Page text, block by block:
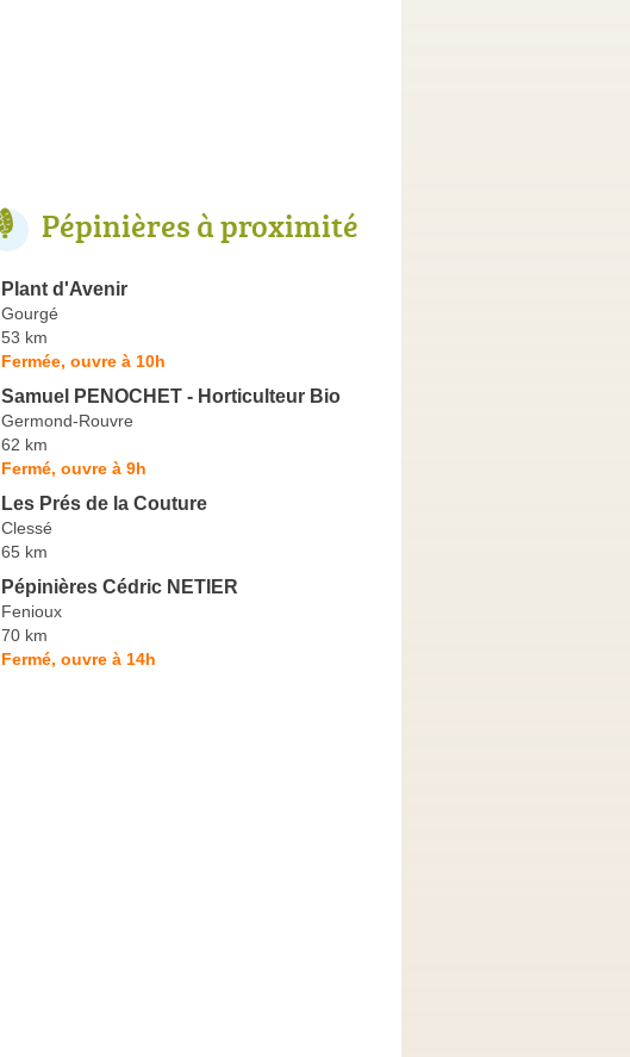
Pépinières à proximité
Plant d'Avenir
Gourgé
53 km
Fermée, ouvre à 10h
Samuel PENOCHET - Horticulteur Bio
Germond-Rouvre
62 km
Fermé, ouvre à 9h
Les Prés de la Couture
Clessé
65 km
Pépinières Cédric NETIER
Fenioux
70 km
Fermé, ouvre à 14h